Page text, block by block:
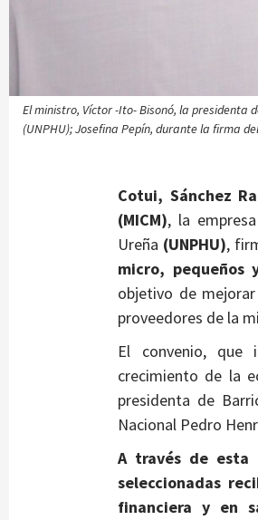
El ministro, Víctor -Ito- Bisonó, la presidenta
(UNPHU); Josefina Pepín, durante la firma
Cotui, Sánchez
(MICM), la empresa
Ureña (UNPHU),
micro, pequeños
objetivo de
proveedores de la
El convenio, que
crecimiento de la
presidenta de
Nacional Pedro
A través de esta
seleccionadas
financiera y en